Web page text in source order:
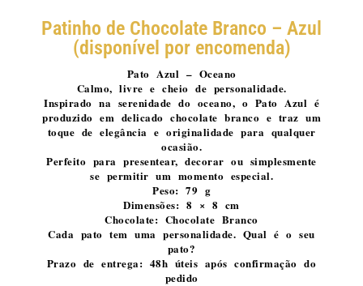
Patinho de Chocolate Branco – Azul
(disponível por encomenda)
Pato Azul – Oceano
Calmo, livre e cheio de personalidade.
Inspirado na serenidade do oceano, o Pato Azul é
produzido em delicado chocolate branco e traz um
toque de elegância e originalidade para qualquer
ocasião.
Perfeito para presentear, decorar ou simplesmente
se permitir um momento especial.
Peso: 79 g
Dimensões: 8 × 8 cm
Chocolate: Chocolate Branco
Cada pato tem uma personalidade. Qual é o seu
pato?
Prazo de entrega: 48h úteis após confirmação do
pedido